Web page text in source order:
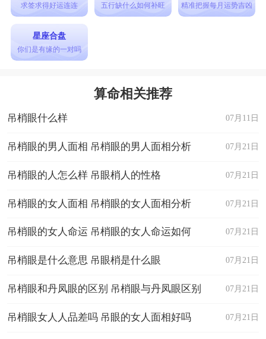
果。对于打算跳槽或创业的朋友，今年下半年比较
适合，尤其是在秋季，天时地利人和，你会更容易
找到理想的岗位或是顺利开展自己的项目。
在感情方面，2024年可谓是属羊人的温情脉脉
年。单身的朋友们，春天是你们恋爱的黄金季节，
新的恋情很有可能在不经意间萌芽。已经有伴的属
避免工作中的压力影响到你们的感情生活。在感情
里，不妨大胆表达自己，让对方感受到你的真诚和
对属羊的人来说，2024年的财运较为平稳，但
并非没有亮点。今年你们的财务状况主要依赖于稳
求签求得好运连连 五行缺什么如何补旺 精准把握每月运势吉凶
星座合盘
你们是有缘的一对吗
算命相关推荐
07月11日
吊梢眼什么样
07月21日
吊梢眼的男人面相 吊梢眼的男人面相分析
07月21日
吊梢眼的人怎么样 吊眼梢人的性格
07月21日
吊梢眼的女人面相 吊梢眼的女人面相分析
07月21日
吊梢眼的女人命运 吊梢眼的女人命运如何
07月21日
吊梢眼是什么意思 吊眼梢是什么眼
07月21日
吊梢眼和丹凤眼的区别 吊梢眼与丹凤眼区别
07月21日
吊梢眼女人人品差吗 吊眼的女人面相好吗